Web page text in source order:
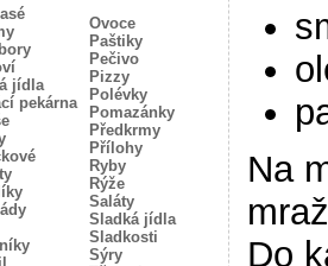
jídla
pekárna
Ovoce
Paštiky
Pečivo
Pizzy
Polévky
Pomazánky
Předkrmy
Přílohy
Ryby
Rýže
Saláty
Sladká jídla
Sladkosti
Sýry
Na
Do